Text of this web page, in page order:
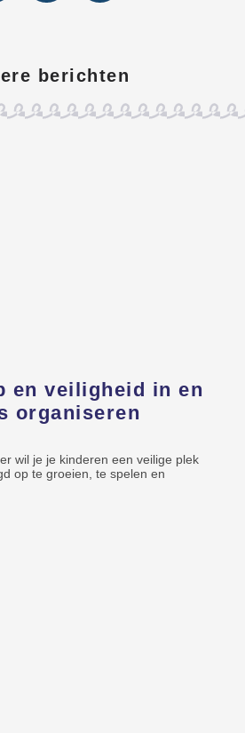
berichten
en veiligheid in en
organiseren
wil je je kinderen een veilige plek
op te groeien, te spelen en